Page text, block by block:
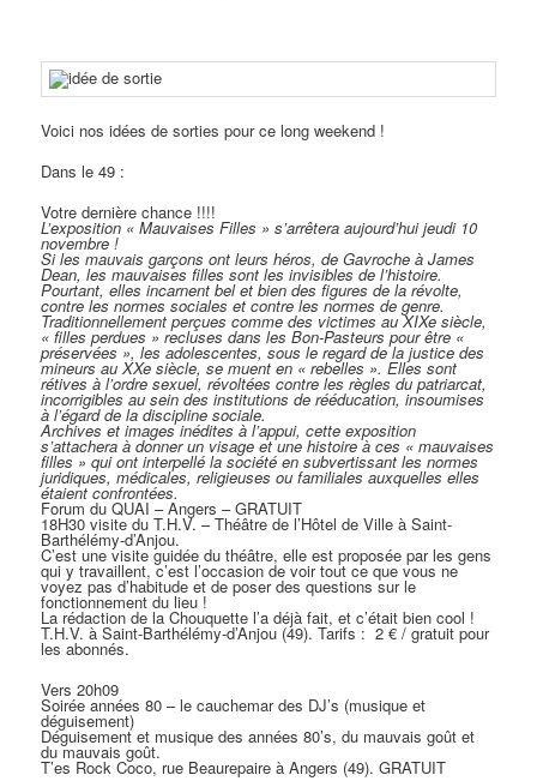
Voici nos idées de sorties pour ce long weekend !
Dans le 49 :
Votre dernière chance !!!!
L’exposition « Mauvaises Filles » s’arrêtera aujourd’hui jeudi 10
novembre !
Si les mauvais garçons ont leurs héros, de Gavroche à James
Dean, les mauvaises filles sont les invisibles de l’histoire.
Pourtant, elles incarnent bel et bien des figures de la révolte,
contre les normes sociales et contre les normes de genre.
Traditionnellement perçues comme des victimes au XIXe siècle,
« filles perdues » recluses dans les Bon-Pasteurs pour être «
préservées », les adolescentes, sous le regard de la justice des
mineurs au XXe siècle, se muent en « rebelles ». Elles sont
rétives à l’ordre sexuel, révoltées contre les règles du patriarcat,
incorrigibles au sein des institutions de rééducation, insoumises
à l’égard de la discipline sociale.
Archives et images inédites à l’appui, cette exposition
s’attachera à donner un visage et une histoire à ces « mauvaises
filles » qui ont interpellé la société en subvertissant les normes
juridiques, médicales, religieuses ou familiales auxquelles elles
étaient confrontées.
Forum du QUAI – Angers – GRATUIT
18H30 visite du T.H.V. – Théâtre de l’Hôtel de Ville à Saint-
Barthélémy-d’Anjou.
C’est une visite guidée du théâtre, elle est proposée par les gens
qui y travaillent, c’est l’occasion de voir tout ce que vous ne
voyez pas d’habitude et de poser des questions sur le
fonctionnement du lieu !
La rédaction de la Chouquette l’a déjà fait, et c’était bien cool !
T.H.V. à Saint-Barthélémy-d’Anjou (49). Tarifs : 2 € / gratuit pour
les abonnés.
Vers 20h09
Soirée années 80 – le cauchemar des DJ’s (musique et
déguisement)
Déguisement et musique des années 80’s, du mauvais goût et
du mauvais goût.
T’es Rock Coco, rue Beaurepaire à Angers (49). GRATUIT